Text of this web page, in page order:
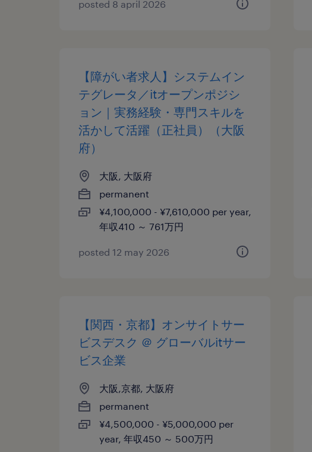
posted 8 april 2026
【障がい者求人】システムイン
テグレータ／itオープンポジシ
ョン｜実務経験・専門スキルを
活かして活躍（正社員）（大阪
府）
大阪, 大阪府
permanent
¥4,100,000 - ¥7,610,000 per year,
年収410 ～ 761万円
posted 12 may 2026
【関西・京都】オンサイトサー
ビスデスク ＠ グローバルitサー
ビス企業
大阪,京都, 大阪府
permanent
¥4,500,000 - ¥5,000,000 per
year, 年収450 ～ 500万円